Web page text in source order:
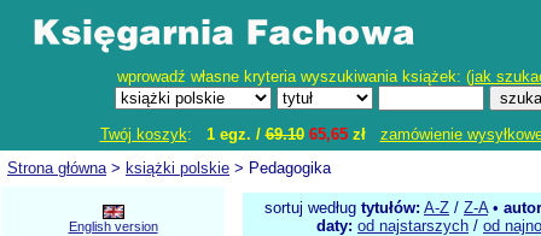
wprowadź własne kryteria wyszukiwania książek: (jak
Twój koszyk: 1 egz. /69.10 65,65zł
zamówienie
Strona główna> książki polskie > Pedagogika
English version
sortuj według tytułów: A-Z / Z-A•
daty: od najstarszych / od